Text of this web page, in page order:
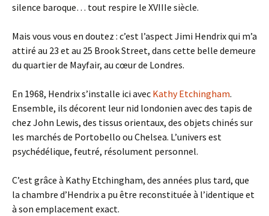
silence baroque… tout respire le XVIIIe siècle.
Mais vous vous en doutez : c’est l’aspect Jimi Hendrix qui m’a
attiré au 23 et au 25 Brook Street, dans cette belle demeure
du quartier de Mayfair, au cœur de Londres.
En 1968, Hendrix s’installe ici avec Kathy Etchingham.
Ensemble, ils décorent leur nid londonien avec des tapis de
chez John Lewis, des tissus orientaux, des objets chinés sur
les marchés de Portobello ou Chelsea. L’univers est
psychédélique, feutré, résolument personnel.
C’est grâce à Kathy Etchingham, des années plus tard, que
la chambre d’Hendrix a pu être reconstituée à l’identique et
à son emplacement exact.